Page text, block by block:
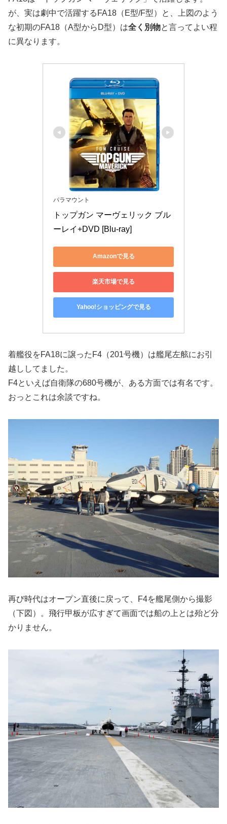
が、実は劇中で活躍するFA18（E型/F型）と、上図のよう
な初期のFA18（A型からD型）は全く別物と言ってよい程
に異なります。
パラマウント
トップガン マーヴェリック ブル
ーレイ+DVD [Blu-ray]
Amazonで見る
楽天市場で見る
Yahoo!ショッピングで見る
着艦役をFA18に譲ったF4（201号機）は艦尾左舷にお引
越ししてました。
F4といえば自衛隊の680号機が、ある方面では有名です。
おっとこれは余談ですね。
再び時代はオープン直後に戻って、F4を艦尾側から撮影
（下図）。飛行甲板が広すぎて画面では船の上とは殆ど分
かりません。